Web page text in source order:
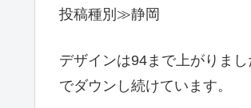
投稿種別≫静岡
デザインは94まで上がりま
でダウンし続けています。